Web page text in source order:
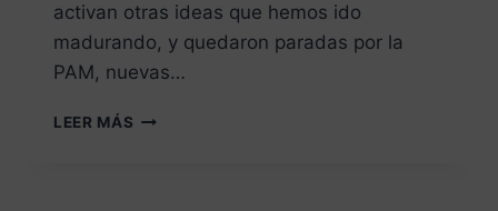
activan otras ideas que hemos ido
madurando, y quedaron paradas por la
PAM, nuevas…
LEER MÁS